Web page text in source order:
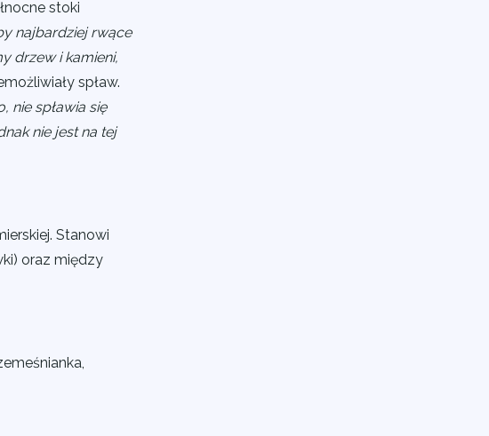
stoki
najbardziej rwące
drzew i kamieni,
spław.
nie spławia się
nie jest na tej
Stanowi
oraz między